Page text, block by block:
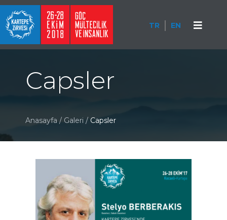
TR EN
Capsler
Anasayfa / Galeri / Capsler